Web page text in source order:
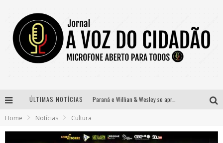
ÚLTIMAS NOTÍCIAS Paraná e Willian & Wesley se apresentam no Carretão Trevo Contagem nesta sexta-feira
Home Notícias Cultura